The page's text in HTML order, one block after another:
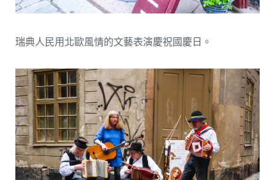
瑞典人民用北歐風情的文藝表演慶祝國慶日。